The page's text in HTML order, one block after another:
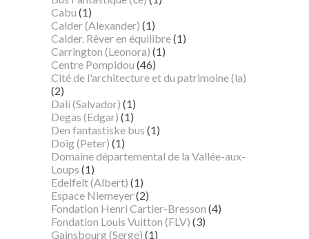
Cabu (1)
Calder (Alexander) (1)
Calder. Rêver en équilibre(1)
Carrington (Leonora) (1)
Centre Pompidou (46)
Cité de l'architecture et du patrimoine (la)
(2)
Dalí (Salvador) (1)
Degas (Edgar) (1)
Den fantastiske bus (1)
Doig (Peter) (1)
Domaine départemental de la Vallée-aux-
Loups (1)
Edelfelt (Albert) (1)
Espace Niemeyer(2)
Fondation Henri Cartier-Bresson (4)
Fondation Louis Vuitton (FLV) (3)
Gainsbourg (Serge) (1)